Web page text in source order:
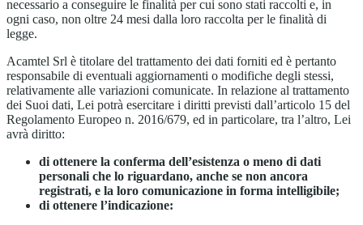
necessario a conseguire le finalità per cui sono stati raccolti e, in
ogni caso, non oltre 24 mesi dalla loro raccolta per le finalità di
legge.
Acamtel Srl è titolare del trattamento dei dati forniti ed è pertanto
responsabile di eventuali aggiornamenti o modifiche degli stessi,
relativamente alle variazioni comunicate. In relazione al trattamento
dei Suoi dati, Lei potrà esercitare i diritti previsti dall’articolo 15 del
Regolamento Europeo n. 2016/679, ed in particolare, tra l’altro, Lei
avrà diritto:
di ottenere la conferma dell’esistenza o meno di dati
personali che lo riguardano, anche se non ancora
registrati, e la loro comunicazione in forma intelligibile;
di ottenere l’indicazione: